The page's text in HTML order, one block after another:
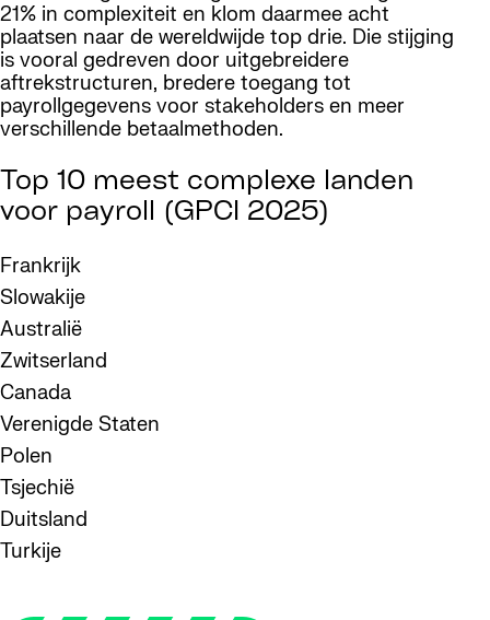
21% in complexiteit en klom daarmee acht
plaatsen naar de wereldwijde top drie. Die stijging
is vooral gedreven door uitgebreidere
aftrekstructuren, bredere toegang tot
payrollgegevens voor stakeholders en meer
verschillende betaalmethoden.
Top 10 meest complexe landen
voor payroll (GPCI 2025)
Frankrijk
Slowakije
Australië
Zwitserland
Canada
Verenigde Staten
Polen
Tsjechië
Duitsland
Turkije